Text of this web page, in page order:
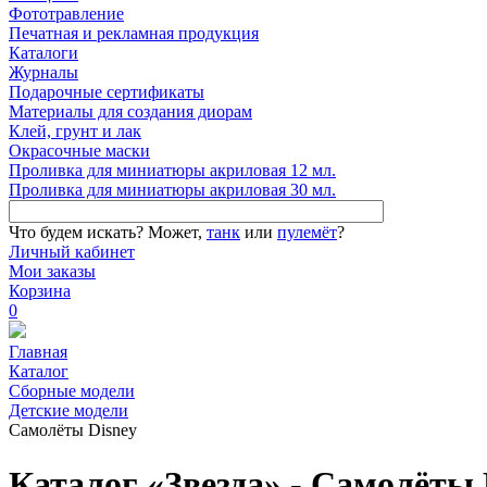
Фототравление
Печатная и рекламная продукция
Каталоги
Журналы
Подарочные сертификаты
Материалы для создания диорам
Клей, грунт и лак
Окрасочные маски
Проливка для миниатюры акриловая 12 мл.
Проливка для миниатюры акриловая 30 мл.
Что будем искать? Может, танк или пулемёт?
Личный кабинет
Мои заказы
Корзина
0
Главная
Каталог
Сборные модели
Детские модели
Самолёты Disney